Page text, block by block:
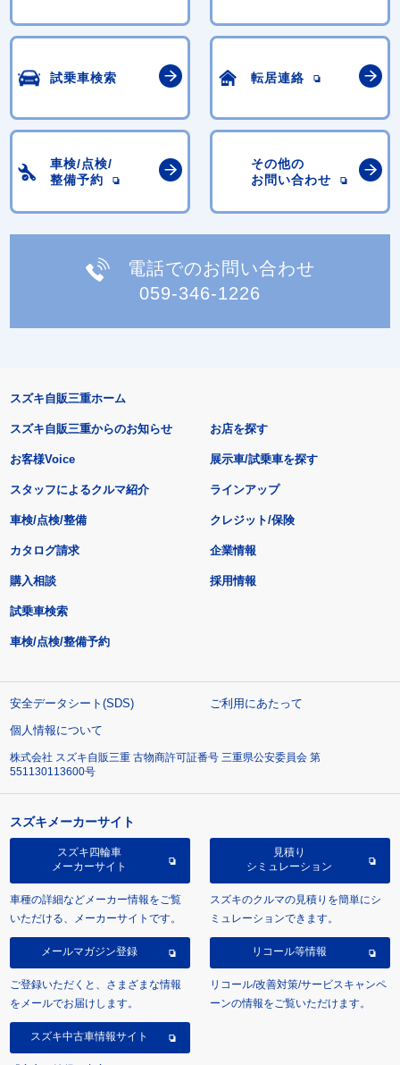
試乗車検索 転居連絡
車検/点検/
整備予約
その他の
お問い合わせ
電話でのお問い合わせ
059-346-1226
スズキ自販三重ホーム
スズキ自販三重からのお知らせ
お客様Voice
スタッフによるクルマ紹介
お店を探す
展示車/試乗車を探す
ラインアップ
車検/点検/整備 クレジット/保険
カタログ請求
購入相談
試乗車検索
車検/点検/整備予約
企業情報
採用情報
安全データシート(SDS)
ご利用にあたって
個人情報について
株式会社 スズキ自販三重 古物商許可証番号 三重県公安委員会 第
551130113600号
スズキメーカーサイト
スズキ四輪車
メーカーサイト
車種の詳細などメーカー情報をご覧
いただける、メーカーサイトです。
見積り
シミュレーション
スズキのクルマの見積りを簡単にシ
ミュレーションできます。
メールマガジン登録
ご登録いただくと、さまざまな情報
をメールでお届けします。
リコール等情報
リコール/改善対策/サービスキャンペ
ーンの情報をご覧いただけます。
スズキ中古車情報サイト